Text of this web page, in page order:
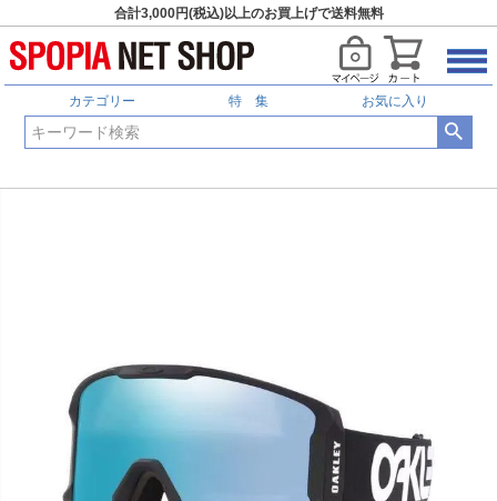
合計3,000円(税込)以上のお買上げで送料無料
カテゴリー 特 集 お気に入り